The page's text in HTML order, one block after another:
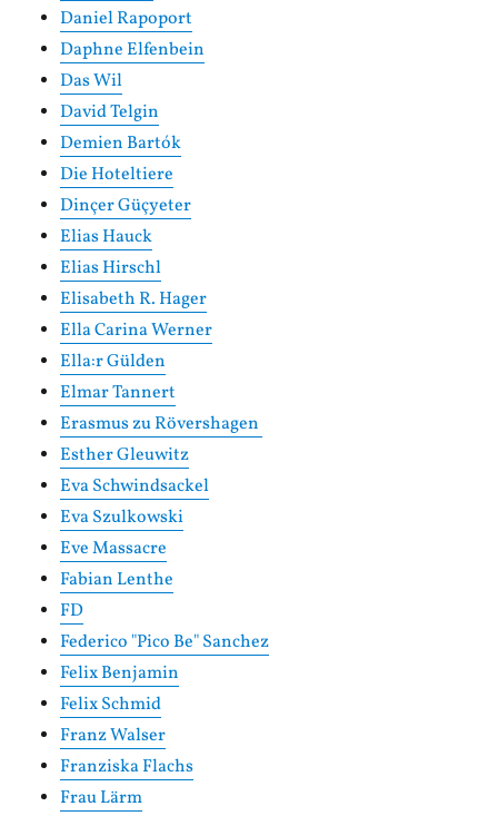
Daniel Rapoport
Daphne Elfenbein
Das Wil
David Telgin
Demien Bartók
Die Hoteltiere
Dinçer Güçyeter
Elias Hauck
Elias Hirschl
Elisabeth R. Hager
Ella Carina Werner
Ella:r Gülden
Elmar Tannert
Erasmus zu Rövershagen
Esther Gleuwitz
Eva Schwindsackel
Eva Szulkowski
Eve Massacre
Fabian Lenthe
FD
Federico "Pico Be" Sanchez
Felix Benjamin
Felix Schmid
Franz Walser
Franziska Flachs
Frau Lärm